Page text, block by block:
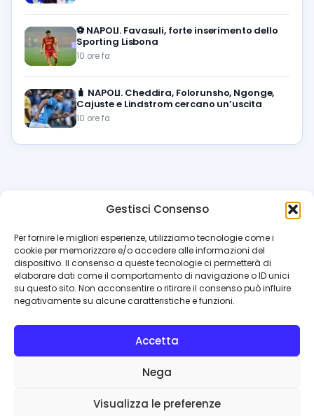
Gestisci Consenso
Per fornire le migliori esperienze, utilizziamo tecnologie come i
cookie per memorizzare e/o accedere alle informazioni del
dispositivo. Il consenso a queste tecnologie ci permetterà di
elaborare dati come il comportamento di navigazione o ID unici
su questo sito. Non acconsentire o ritirare il consenso può influire
negativamente su alcune caratteristiche e funzioni.
Accetta
Nega
Visualizza le preferenze
⚽️ NAPOLI. Favasuli, forte inserimento dello
Sporting Lisbona
10 ore fa
🧳 NAPOLI. Cheddira, Folorunsho, Ngonge,
Cajuste e Lindstrom cercano un’uscita
10 ore fa
azzurrissimo.it
Il blog di riferimento per i tifosi del Napoli. News, interviste,
pagelle e calciomercato. Testata giornalistica registrata
al Tribunale di Napoli (n. 48 dell’08/10/2012). Direttore Luca
Perillo
INFO
Contattaci